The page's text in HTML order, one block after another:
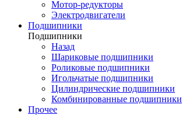
Мотор-редукторы
Электродвигатели
Подшипники
Подшипники
Назад
Шариковые подшипники
Роликовые подшипники
Игольчатые подшипники
Цилиндрические подшипники
Комбинированные подшипники
Прочее